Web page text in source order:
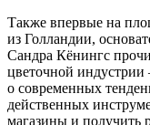
Также впервые на
из Голландии,
Сандра Кёнингс
цветочной
о современных
действенных
магазины и получить